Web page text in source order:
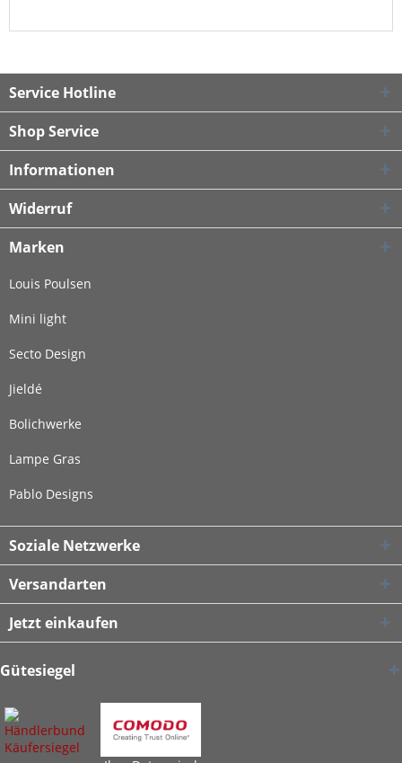
Service Hotline
Shop Service
Informationen
Widerruf
Marken
Louis Poulsen
Mini light
Secto Design
Jieldé
Bolichwerke
Lampe Gras
Pablo Designs
Soziale Netzwerke
Versandarten
Jetzt einkaufen
Gütesiegel